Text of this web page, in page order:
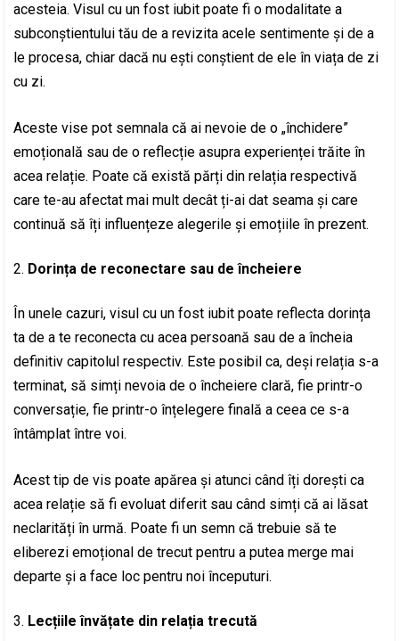
acesteia. Visul cu un fost iubit poate fi o modalitate a
subconștientului tău de a revizita acele sentimente și de a
le procesa, chiar dacă nu ești conștient de ele în viața de zi
cu zi.
Aceste vise pot semnala că ai nevoie de o „închidere”
emoțională sau de o reflecție asupra experienței trăite în
acea relație. Poate că există părți din relația respectivă
care te-au afectat mai mult decât ți-ai dat seama și care
continuă să îți influențeze alegerile și emoțiile în prezent.
Dorința de reconectare sau de încheiere
În unele cazuri, visul cu un fost iubit poate reflecta dorința
ta de a te reconecta cu acea persoană sau de a încheia
definitiv capitolul respectiv. Este posibil ca, deși relația s-a
terminat, să simți nevoia de o încheiere clară, fie printr-o
conversație, fie printr-o înțelegere finală a ceea ce s-a
întâmplat între voi.
Acest tip de vis poate apărea și atunci când îți dorești ca
acea relație să fi evoluat diferit sau când simți că ai lăsat
neclarități în urmă. Poate fi un semn că trebuie să te
eliberezi emoțional de trecut pentru a putea merge mai
departe și a face loc pentru noi începuturi.
Lecțiile învățate din relația trecută